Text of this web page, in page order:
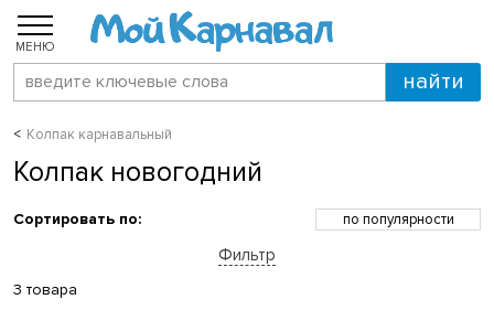
МЕНЮ
Колпак карнавальный
Колпак новогодний
Сортировать по:
по популярности
Фильтр
3 товара